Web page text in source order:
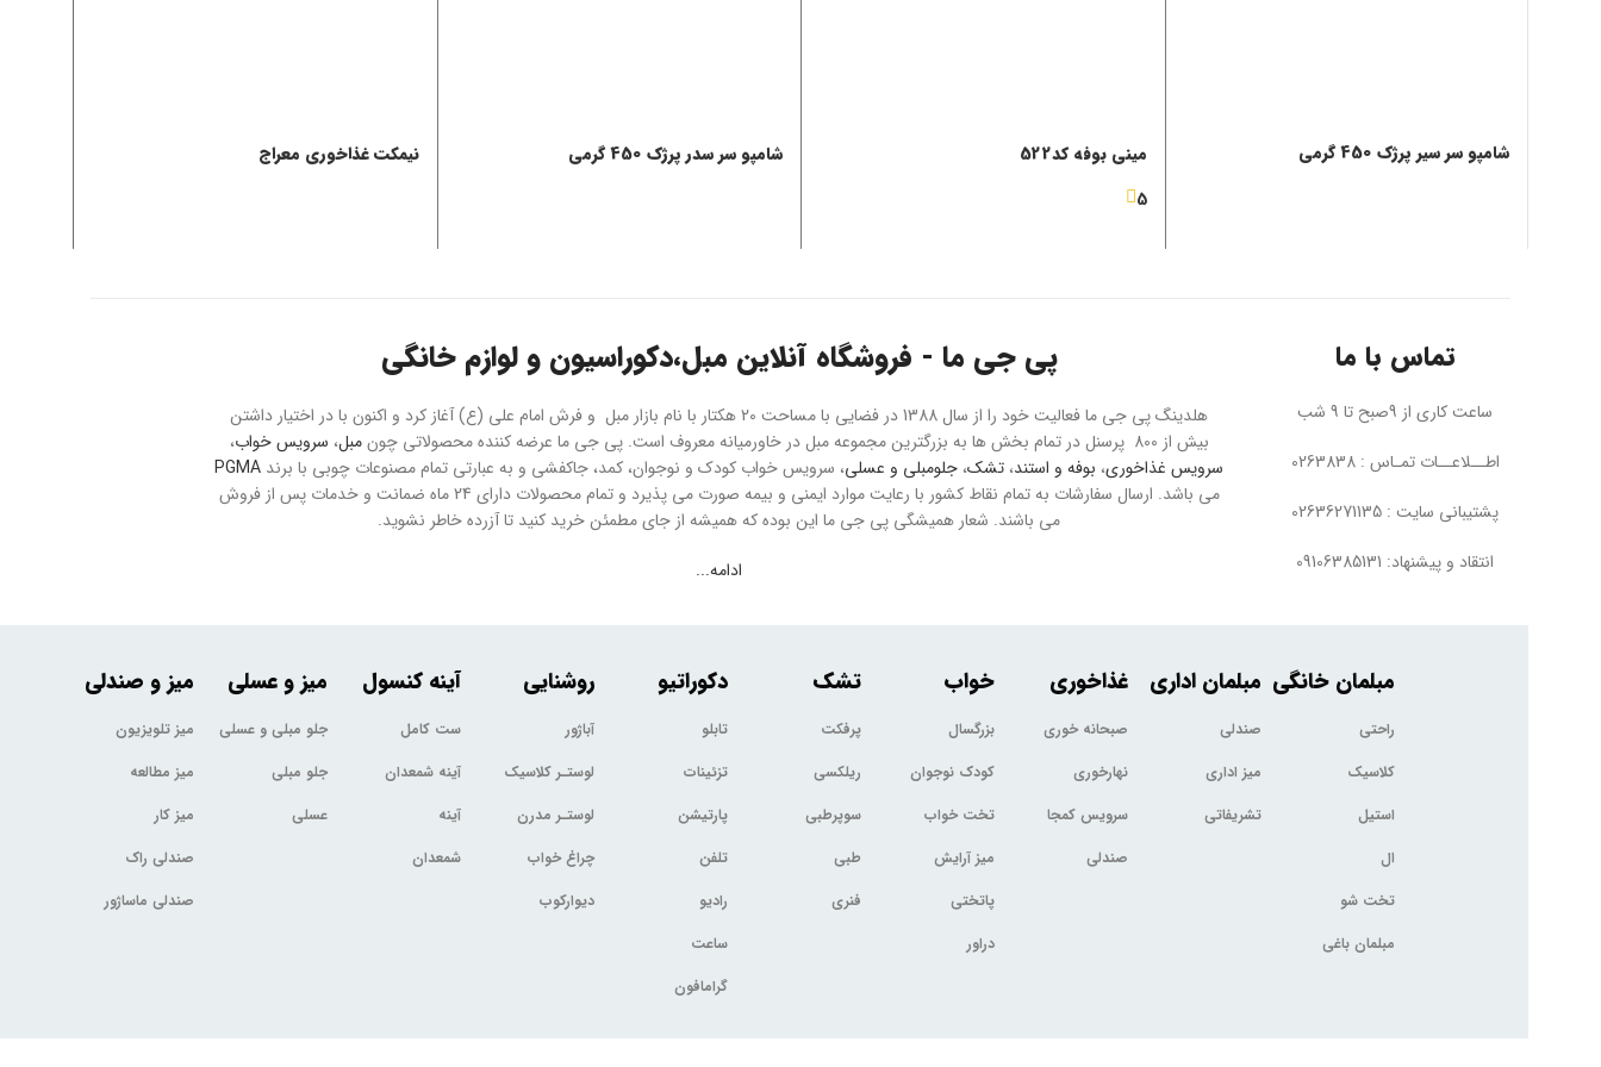
شامپو سر سیر پرژک 450 گرمی
مینی بوفه کد522
5
شامپو سر سدر پرژک 450 گرمی نیمکت غذاخوری معراج
پی جی ما - فروشگاه آنلاین مبل،دکوراسیون و لوازم خانگی
هلدینگ پی جی ما فعالیت خود را از سال 1388 در فضایی با مساحت 20 هکتار با نام بازار مبل و فرش امام علی (ع) آغاز کرد و اکنون با در اختیار داشتن
بیش از 800 پرسنل در تمام بخش ها به بزرگترین مجموعه مبل در خاورمیانه معروف است. پی جی ما عرضه کننده محصولاتی چون
مبل، سرویس خواب،
سرویس غذاخوری، بوفه و استند، تشک، جلومبلی و عسلی، سرویس خواب کودک و نوجوان، کمد، جاکفشی و به عبارتی تمام مصنوعات چوبی با برند PGMA
می باشد. ارسال سفارشات به تمام نقاط کشور با رعایت موارد ایمنی و بیمه صورت می پذیرد و تمام محصولات دارای 24 ماه ضمانت و خدمات پس از فروش
می باشند. شعار همیشگی پی جی ما این بوده که همیشه از جای مطمئن خرید کنید تا آزرده خاطر نشوید.
ادامه...
تماس با ما
ساعت کاری از 9صبح تا 9 شب
اطــلاعــات تمـاس : 0263838
پشتیبانی سایت : 02636271135
انتقاد و پیشنهاد: 09106385131
میز و صندلی
میز تلویزیون
میز مطالعه
میز کار
صندلی راک
صندلی ماساژور
میز و عسلی
جلو مبلی و عسلی
جلو مبلی
عسلی
آینه کنسول
ست کامل
آینه شمعدان
آینه
شمعدان
روشنایی
آباژور
لوستـر کلاسیک
لوستـر مدرن
چراغ خواب
دیوارکوب
دکوراتیو
تابلو
تزئینات
پارتیشن
تلفن
رادیو
ساعت
گرامافون
تشک
پرفکت
ریلکسی
سوپرطبی
طبی
فنری
خواب
بزرگسال
کودک نوجوان
تخت خواب
میز آرایش
پاتختی
دراور
غذاخوری
صبحانه خوری
نهارخوری
سرویس کمجا
صندلی
مبلمان اداری
صندلی
میز اداری
تشریفاتی
مبلمان خانگی
راحتی
کلاسیک
استیل
ال
تخت شو
مبلمان باغی